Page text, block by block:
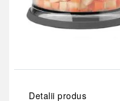
Detalii produs